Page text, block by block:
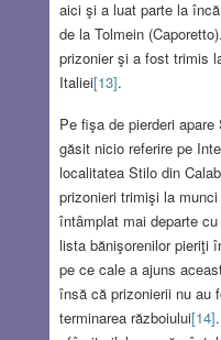
aici şi a luat parte la
de la Tolmein
prizonier şi a fost trimis
Italiei[13].
Pe fişa de pierderi
găsit nicio referire pe
localitatea Stilo din
prizonieri trimişi la
întâmplat mai departe
lista bănişorenilor pieriţi
pe ce cale a ajuns
însă că prizonierii nu au
terminarea războiului[14]